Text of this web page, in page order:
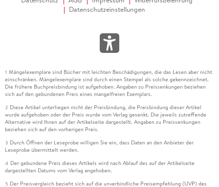
Datenschutzeinstellungen
1 Mängelexemplare sind Bücher mit leichten Beschädigungen, die das Lesen aber nicht
einschränken. Mängelexemplare sind durch einen Stempel als solche gekennzeichnet.
Die frühere Buchpreisbindung ist aufgehoben. Angaben zu Preissenkungen beziehen
sich auf den gebundenen Preis eines mangelfreien Exemplars.
2 Diese Artikel unterliegen nicht der Preisbindung, die Preisbindung dieser Artikel
wurde aufgehoben oder der Preis wurde vom Verlag gesenkt. Die jeweils zutreffende
Alternative wird Ihnen auf der Artikelseite dargestellt. Angaben zu Preissenkungen
beziehen sich auf den vorherigen Preis.
3 Durch Öffnen der Leseprobe willigen Sie ein, dass Daten an den Anbieter der
Leseprobe übermittelt werden.
4 Der gebundene Preis dieses Artikels wird nach Ablauf des auf der Artikelseite
dargestellten Datums vom Verlag angehoben.
5 Der Preisvergleich bezieht sich auf die unverbindliche Preisempfehlung (UVP) des